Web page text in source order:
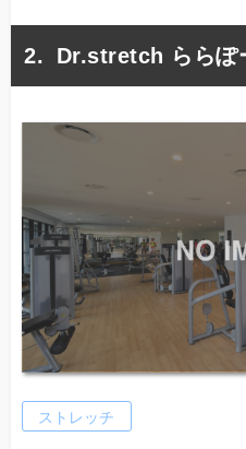
Dr.stretch ららぽ
ストレッチ